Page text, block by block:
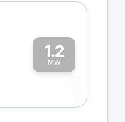
1.2
MW
1